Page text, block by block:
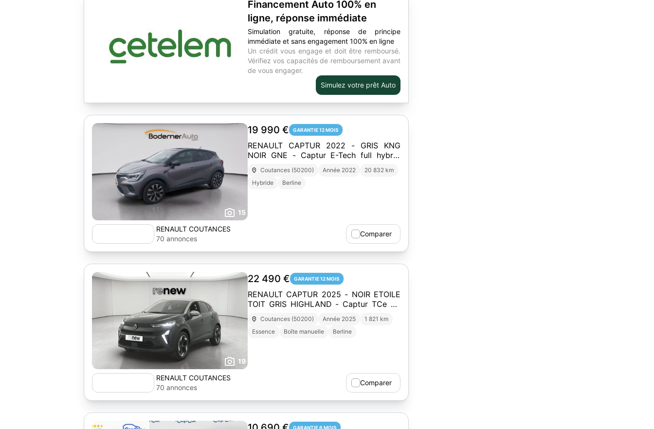
Financement Auto 100% en
ligne, réponse immédiate
Simulation gratuite, réponse de principe
immédiate et sans engagement 100% en ligne
Un crédit vous engage et doit être remboursé.
Vérifiez vos capacités de remboursement avant
de vous engager.
Simulez votre prêt Auto
15
19 990 € GARANTIE 12 MOIS
RENAULT CAPTUR 2022 - GRIS KNG
NOIR GNE - Captur E-Tech full hybrid
145
Coutances (50200) Année 2022
20 832 km
Hybride
Berline
RENAULT COUTANCES
70 annonces
Comparer
19
22 490 € GARANTIE 12 MOIS
RENAULT CAPTUR 2025 - NOIR ETOILE
TOIT GRIS HIGHLAND - Captur TCe 90
ch
Coutances (50200) Année 2025
1 821 km
Essence
Boîte manuelle Berline
RENAULT COUTANCES
70 annonces
Comparer
GARANTIE 6 MOIS